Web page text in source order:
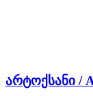
არტოქსანი /